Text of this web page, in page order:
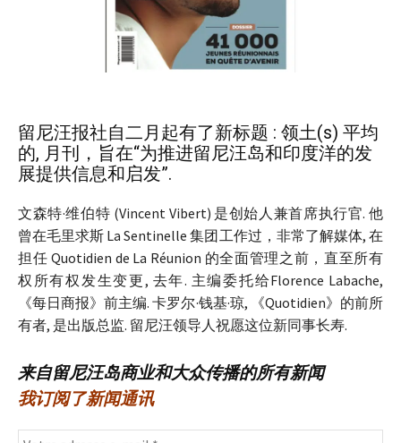
留尼汪报社自二月起有了新标题 : 领土(s) 平均
的, 月刊，旨在“为推进留尼汪岛和印度洋的发
展提供信息和启发”.
文森特·维伯特 (Vincent Vibert) 是创始人兼首席执行官. 他
曾在毛里求斯 La Sentinelle 集团工作过，非常了解媒体, 在
担任 Quotidien de La Réunion 的全面管理之前，直至所有
权所有权发生变更, 去年. 主编委托给Florence Labache,
《每日商报》前主编. 卡罗尔·钱基·琼, 《Quotidien》的前所​​
有者, 是出版总监. 留尼汪领导人祝愿这位新同事长寿.
来自留尼汪岛商业和大众传播的所有新闻
我订阅了新闻通讯